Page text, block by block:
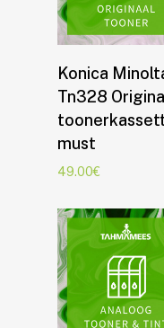
Lisa korvi
Konica
Tn328
must
49.00€